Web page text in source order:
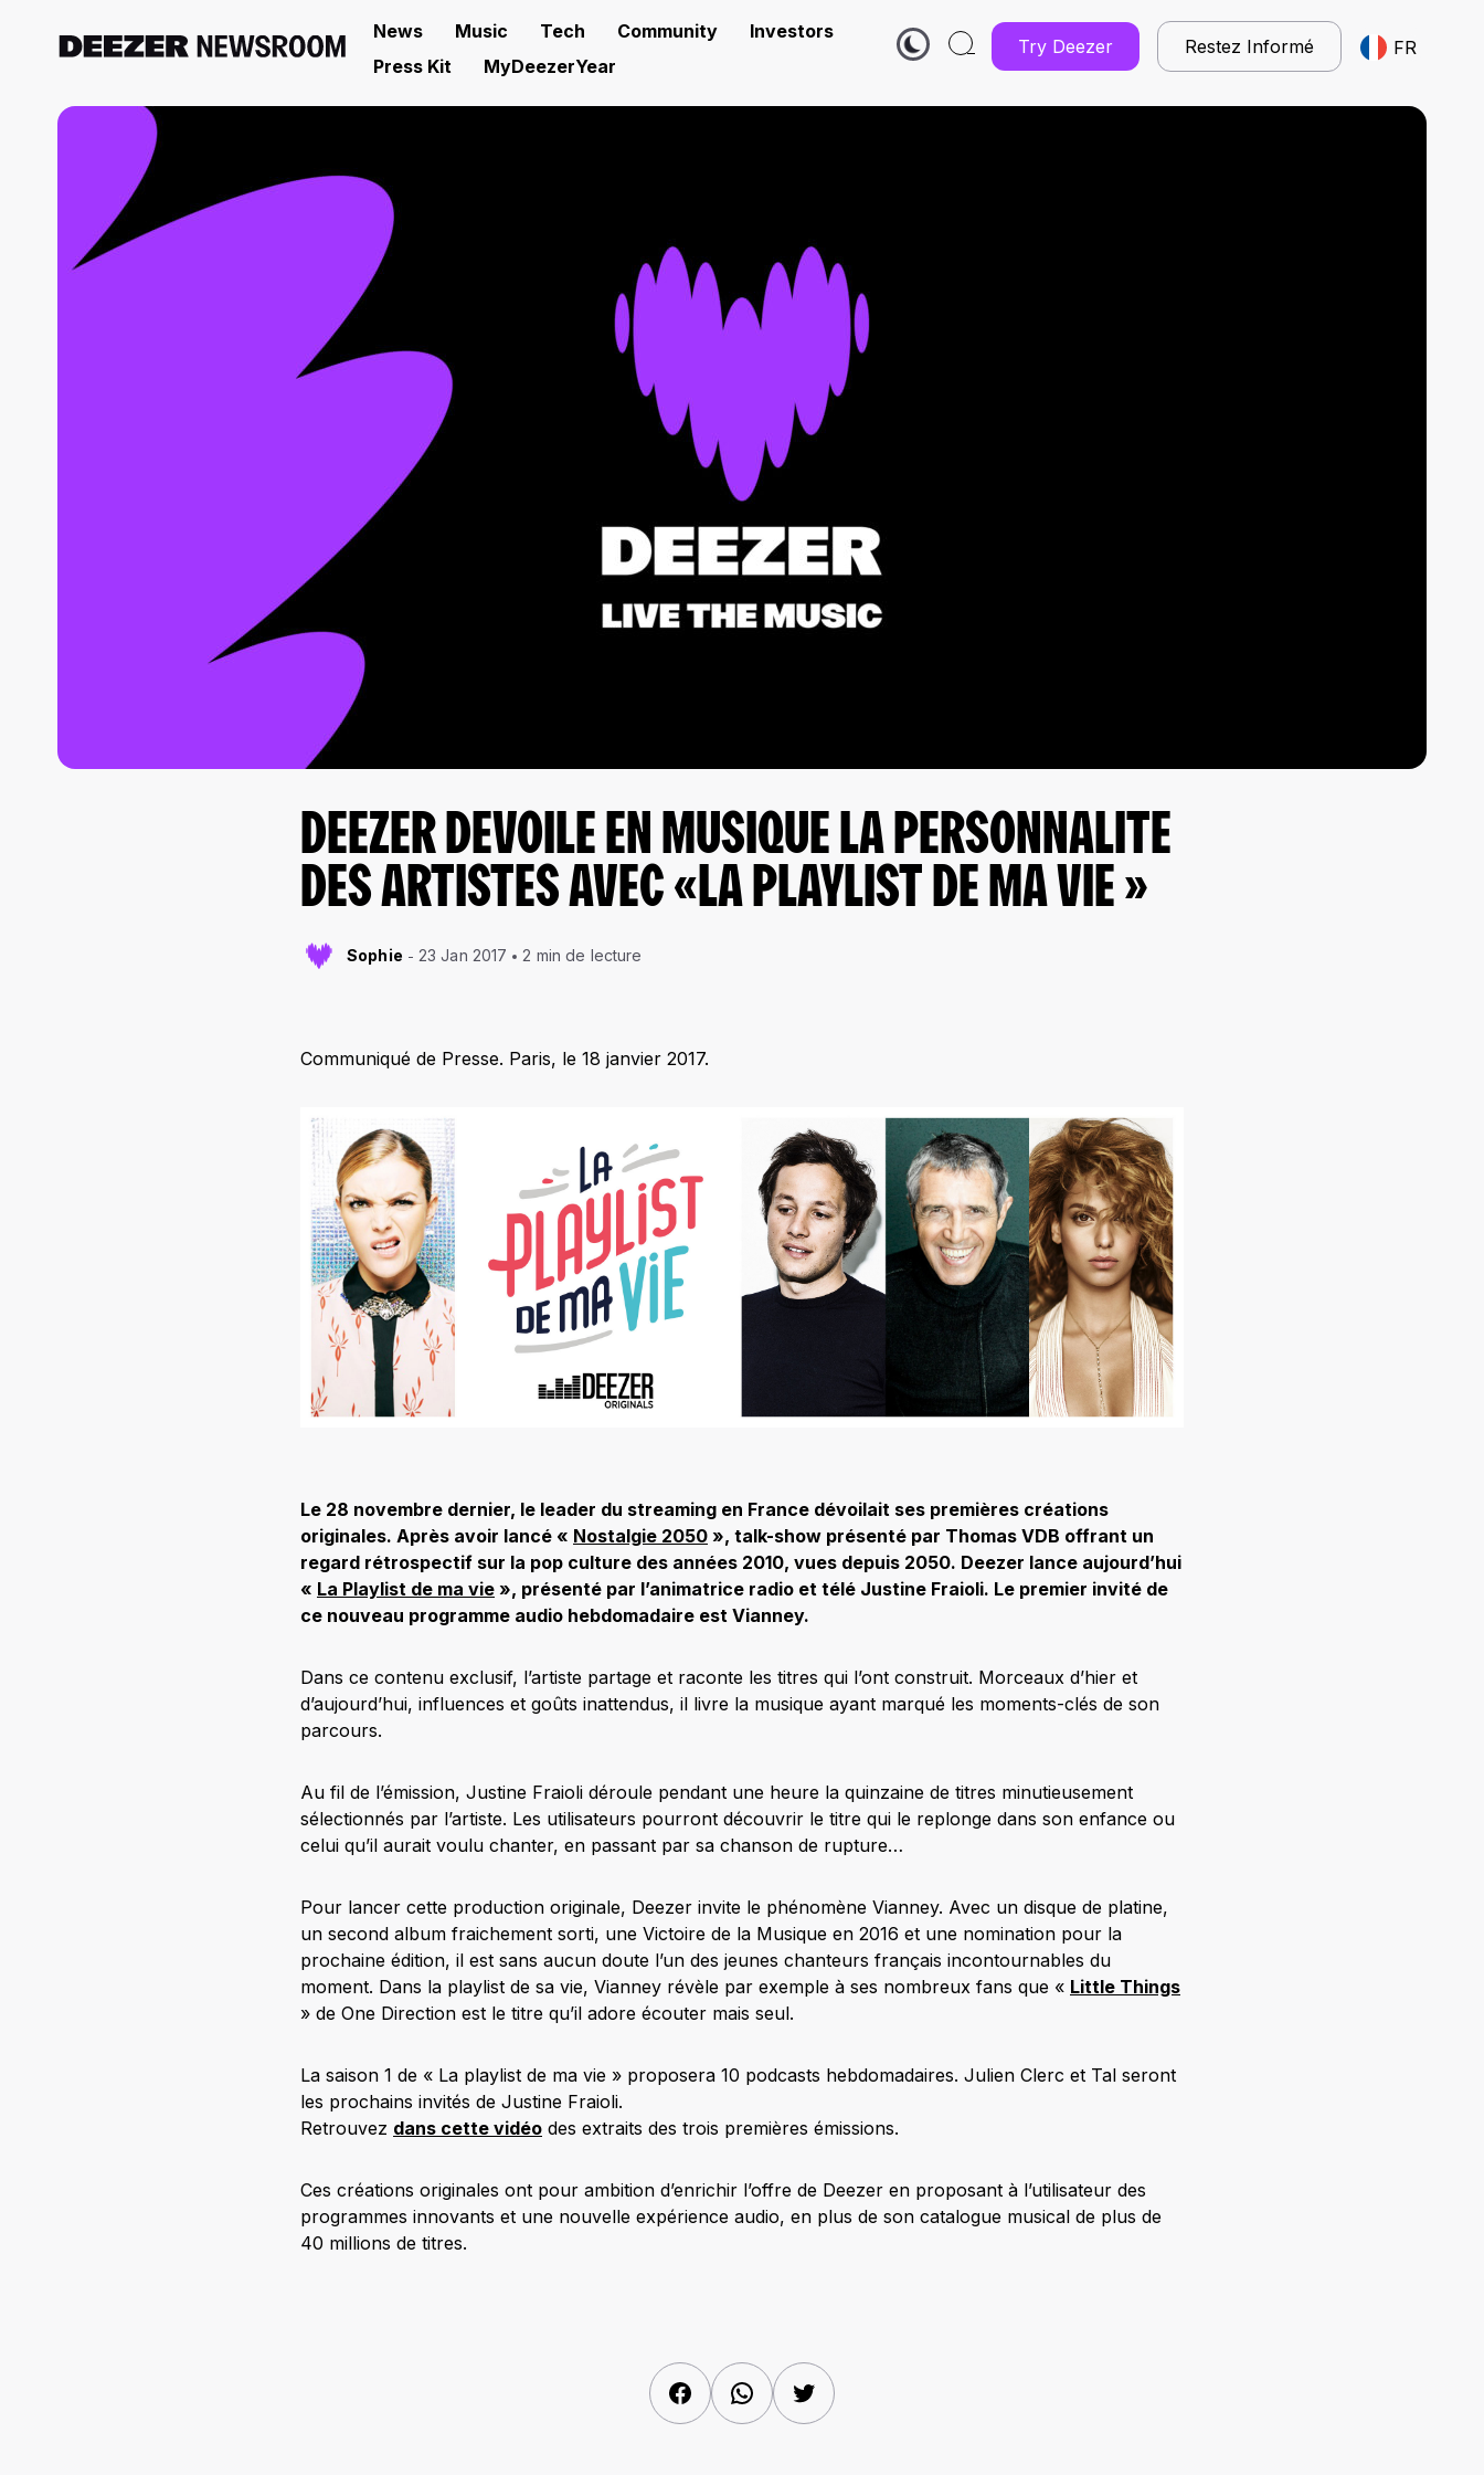
News Music Tech Community
Investors
Press Kit
MyDeezerYear
Try Deezer Restez Informé FR
DEEZER DEVOILE EN MUSIQUE LA PERSONNALITE
DES ARTISTES AVEC «LA PLAYLIST DE MA VIE »
Sophie 23 Jan 2017 2 min de lecture
Communiqué de Presse. Paris, le 18 janvier 2017.
Le 28 novembre dernier, le leader du streaming en France dévoilait ses premières créations
originales. Après avoir lancé « Nostalgie 2050 », talk-show présenté par Thomas VDB offrant un
regard rétrospectif sur la pop culture des années 2010, vues depuis 2050. Deezer lance aujourd’hui
« La Playlist de ma vie », présenté par l’animatrice radio et télé Justine Fraioli. Le premier invité de
ce nouveau programme audio hebdomadaire est Vianney.
Dans ce contenu exclusif, l’artiste partage et raconte les titres qui l’ont construit. Morceaux d’hier et
d’aujourd’hui, influences et goûts inattendus, il livre la musique ayant marqué les moments-clés de son
parcours.
Au fil de l’émission, Justine Fraioli déroule pendant une heure la quinzaine de titres minutieusement
sélectionnés par l’artiste. Les utilisateurs pourront découvrir le titre qui le replonge dans son enfance ou
celui qu’il aurait voulu chanter, en passant par sa chanson de rupture…
Pour lancer cette production originale, Deezer invite le phénomène Vianney. Avec un disque de platine,
un second album fraichement sorti, une Victoire de la Musique en 2016 et une nomination pour la
prochaine édition, il est sans aucun doute l’un des jeunes chanteurs français incontournables du
moment. Dans la playlist de sa vie, Vianney révèle par exemple à ses nombreux fans que « Little Things
» de One Direction est le titre qu’il adore écouter mais seul.
La saison 1 de « La playlist de ma vie » proposera 10 podcasts hebdomadaires. Julien Clerc et Tal seront
les prochains invités de Justine Fraioli.
Retrouvez dans cette vidéo des extraits des trois premières émissions.
Ces créations originales ont pour ambition d’enrichir l’offre de Deezer en proposant à l’utilisateur des
programmes innovants et une nouvelle expérience audio, en plus de son catalogue musical de plus de
40 millions de titres.
FacebookWhatsAppTwitter